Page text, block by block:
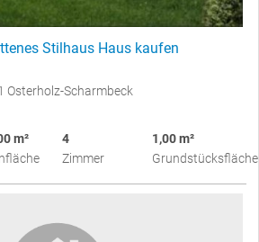
Stilhaus Haus kaufen
Osterholz-Scharmbeck
m²
4
Zimmer
1,00 m²
Grundstücksfläche